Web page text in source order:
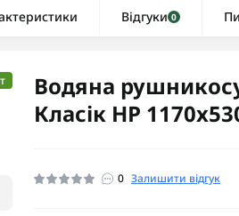
алюмінієві
Відгуки 0
Водяна
Класік HP
0 Залишити відгук